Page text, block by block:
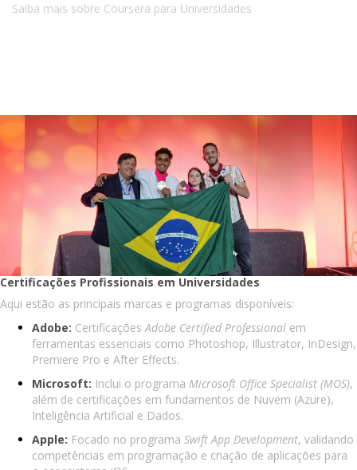
Saiba mais sobre Coursera para Universidades
Certificações Profissionais em Universidades
Aqui estão as principais marcas e programas disponíveis:
Adobe: CertificaçõesAdobe Certified Professional em
ferramentas essenciais como Photoshop, Illustrator, InDesign,
Premiere Pro e After Effects.
Microsoft: Inclui o programa Microsoft Office Specialist (MOS),
além de certificações em fundamentos de Nuvem (Azure),
Inteligência Artificial e Dados.
Apple: Focado no programa Swift App Development, validando
competências em programação e criação de aplicações para